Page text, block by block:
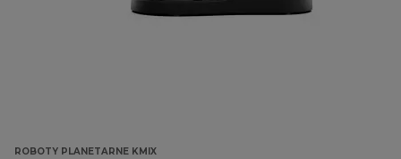
ROBOTY PLANETARNE KMIX